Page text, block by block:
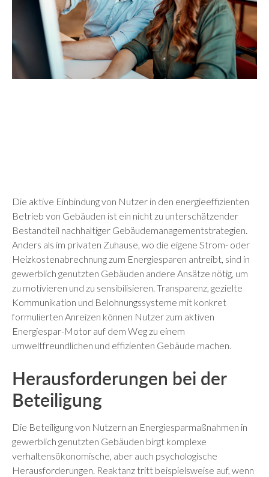
Die aktive Einbindung von Nutzer in den energieeffizienten
Betrieb von Gebäuden ist ein nicht zu unterschätzender
Bestandteil nachhaltiger Gebäudemanagementstrategien.
Anders als im privaten Zuhause, wo die eigene Strom- oder
Heizkostenabrechnung zum Energiesparen antreibt, sind in
gewerblich genutzten Gebäuden andere Ansätze nötig, um
zu motivieren und zu sensibilisieren. Transparenz, gezielte
Kommunikation und Belohnungssysteme mit konkret
formulierten Anreizen können Nutzer zum aktiven
Energiespar-Motor auf dem Weg zu einem
umweltfreundlichen und effizienten Gebäude machen.
Herausforderungen bei der
Beteiligung
Die Beteiligung von Nutzern an Energiesparmaßnahmen in
gewerblich genutzten Gebäuden birgt komplexe
verhaltensökonomische, aber auch psychologische
Herausforderungen. Reaktanz tritt beispielsweise auf, wenn